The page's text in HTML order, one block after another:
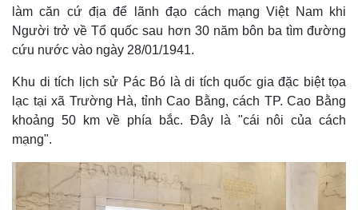
Thế giới
Quan sát
Cuộc sống đó đây
Multimedia
Video
Ảnh
làm căn cứ địa để lãnh đạo cách mạng Việt Nam khi
Người trở về Tổ quốc sau hơn 30 năm bôn ba tìm đường
cứu nước vào ngày 28/01/1941.
Khu di tích lịch sử Pác Bó là di tích quốc gia đặc biệt tọa
lạc tại xã Trường Hà, tỉnh Cao Bằng, cách TP. Cao Bằng
khoảng 50 km về phía bắc. Đây là "cái nôi của cách
mạng".